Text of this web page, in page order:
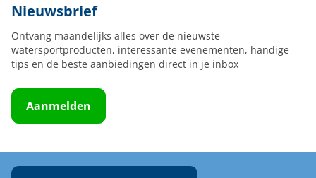
Nieuwsbrief
Ontvang maandelijks alles over de nieuwste
watersportproducten, interessante evenementen, handige
tips en de beste aanbiedingen direct in je inbox
Aanmelden